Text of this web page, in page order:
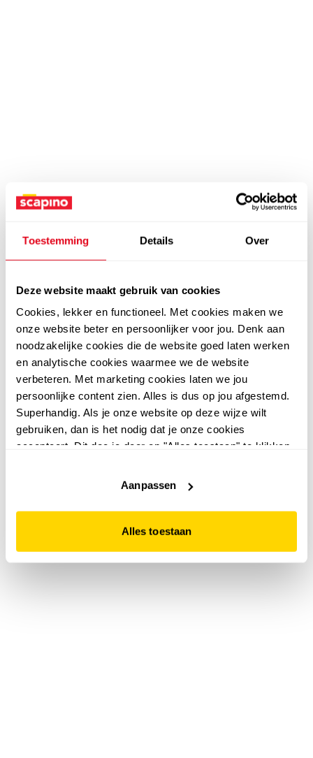
Toestemming Details Over
Deze website maakt gebruik van cookies
Cookies, lekker en functioneel. Met cookies maken we
onze website beter en persoonlijker voor jou. Denk aan
noodzakelijke cookies die de website goed laten werken
en analytische cookies waarmee we de website
verbeteren. Met marketing cookies laten we jou
persoonlijke content zien. Alles is dus op jou afgestemd.
Superhandig. Als je onze website op deze wijze wilt
gebruiken, dan is het nodig dat je onze cookies
accepteert. Dit doe je door op "Alles toestaan" te klikken.
website niet optimaal functioneert.
Aanpassen
Alles toestaan